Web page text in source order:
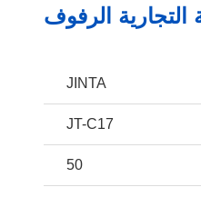
التجارية الرفوف
JINTA
JT-C17
50